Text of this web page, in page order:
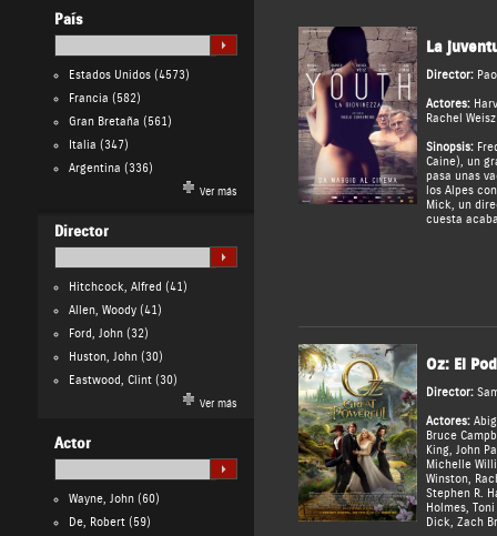
País
Estados Unidos(4573)
Francia (582)
Gran Bretaña (561)
Italia (347)
Argentina (336)
Ver más
Director
Hitchcock, Alfred (41)
Allen, Woody(41)
Ford, John(32)
Huston, John(30)
Eastwood, Clint(30)
Ver más
Actor
Wayne, John(60)
De, Robert(59)
La
Director:
Actores:
Rachel Weisz
Sinopsis:
Caine), un
pasa unas
los Alpes
Mick, un
cuesta
Oz: El
Director:
Actores:
Bruce
King, John
Michelle
Winston,
Stephen R.
Holmes, Toni
Dick, Zach